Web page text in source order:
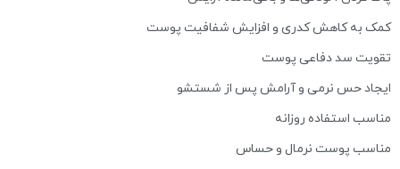
کمک به کاهش کدری و افزایش شفافیت پوست
تقویت سد دفاعی پوست
ایجاد حس نرمی و آرامش پس از شستشو
مناسب استفاده روزانه
مناسب پوست نرمال و حساس